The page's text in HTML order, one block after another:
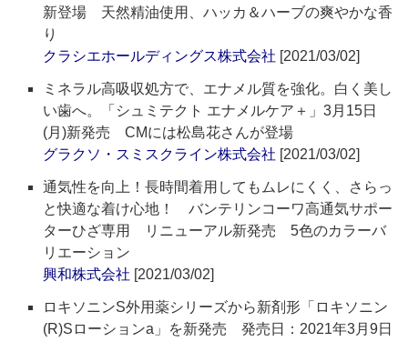
新登場 天然精油使用、ハッカ＆ハーブの爽やかな香
り
クラシエホールディングス株式会社 [2021/03/02]
ミネラル高吸収処方で、エナメル質を強化。白く美し
い歯へ。「シュミテクト エナメルケア＋」3月15日
(月)新発売 CMには松島花さんが登場
グラクソ・スミスクライン株式会社 [2021/03/02]
通気性を向上！長時間着用してもムレにくく、さらっ
と快適な着け心地！ バンテリンコーワ高通気サポー
ターひざ専用 リニューアル新発売 5色のカラーバ
リエーション
興和株式会社 [2021/03/02]
ロキソニンS外用薬シリーズから新剤形「ロキソニン
(R)Sローションa」を新発売 発売日：2021年3月9日